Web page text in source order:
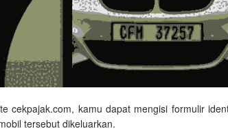
cekpajak.com, kamu dapat mengisi formulir
tersebut dikeluarkan.